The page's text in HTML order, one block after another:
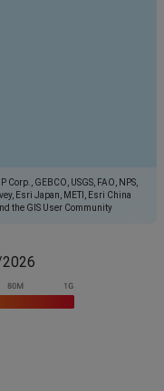
GEBCO, USGS, FAO, NPS,
Esri Japan, METI, Esri China
the GIS User Community
UTC